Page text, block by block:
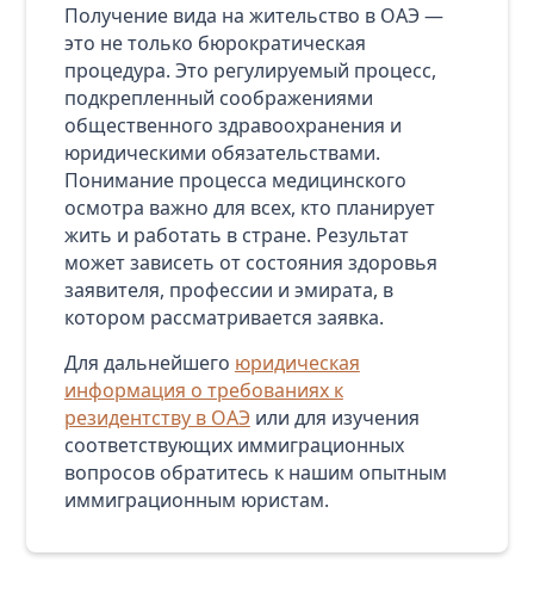
Получение вида на жительство в ОАЭ —
это не только бюрократическая
процедура. Это регулируемый процесс,
подкрепленный соображениями
общественного здравоохранения и
юридическими обязательствами.
Понимание процесса медицинского
осмотра важно для всех, кто планирует
жить и работать в стране. Результат
может зависеть от состояния здоровья
заявителя, профессии и эмирата, в
котором рассматривается заявка.
Для дальнейшего юридическая
информация о требованиях к
резидентству в ОАЭ или для изучения
соответствующих иммиграционных
вопросов обратитесь к нашим опытным
иммиграционным юристам.